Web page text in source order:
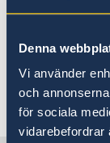
Denna
Vi använder
och
för sociala
vidarebefordrar
Frågor och
Senast